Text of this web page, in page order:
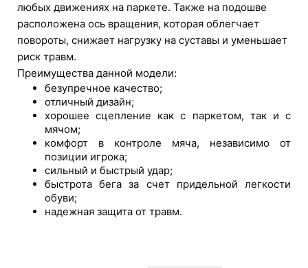
любых движениях на паркете. Также на подошве
расположена ось вращения, которая облегчает
повороты, снижает нагрузку на суставы и уменьшает
риск травм.
Преимущества данной модели:
безупречное качество;
отличный дизайн;
хорошее сцепление как с паркетом, так и с
мячом;
комфорт в контроле мяча, независимо от
позиции игрока;
сильный и быстрый удар;
быстрота бега за счет придельной легкости
обуви;
надежная защита от травм.